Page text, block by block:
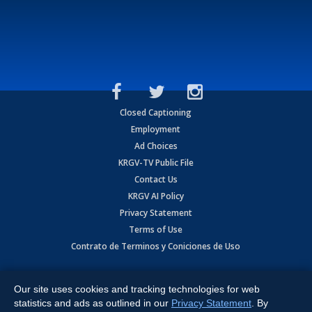
Closed Captioning
Employment
Ad Choices
KRGV-TV Public File
Contact Us
KRGV AI Policy
Privacy Statement
Terms of Use
Contrato de Terminos y Coniciones de Uso
Expressway, Weslaco, TX 78596.
All Rights Reserved. Powered by:Ruby Shore Software
Our site uses cookies and tracking technologies for web
statistics and ads as outlined in our Privacy Statement . By